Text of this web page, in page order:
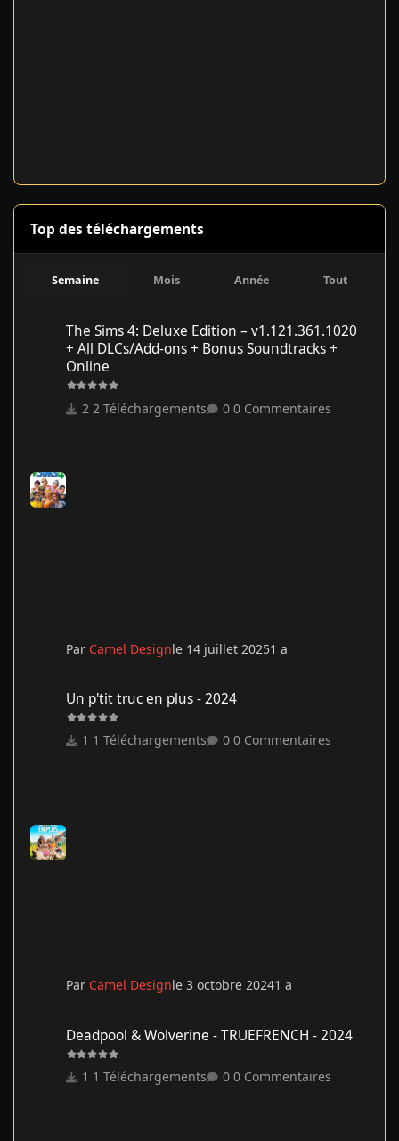
Top des téléchargements
Semaine Mois Année Tout
The Sims 4: Deluxe Edition – v1.121.361.1020
+ All DLCs/Add-ons + Bonus Soundtracks +
Online
2 Téléchargements 0 Commentaires
Par Camel Designle 14 juillet 20251 a
Un p'tit truc en plus - 2024
1 Téléchargements 0 Commentaires
Par Camel Designle 3 octobre 20241 a
Deadpool & Wolverine - TRUEFRENCH - 2024
1 Téléchargements 0 Commentaires